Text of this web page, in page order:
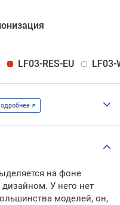
LF03-RES-EU LF03-
на фоне
У него нет
моделей, он,